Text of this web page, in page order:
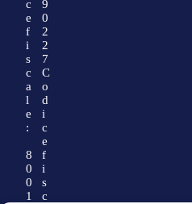
c
e
f
i
s
c
a
l
e
:
8
0
0
1
9
0
2
2
7
C
o
d
i
c
e
f
i
s
c